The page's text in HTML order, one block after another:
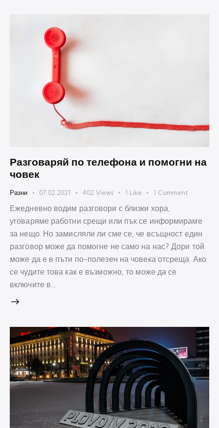
Разговаряй по телефона и помогни на
човек
Разни 07.02.2021 402 Views 1 Like 1 Comment
Ежедневно водим разговори с близки хора,
уговаряме работни срещи или пък се информираме
за нещо. Но замисляли ли сме се, че всъщност един
разговор може да помогне не само на нас? Дори той
може да е в пъти по-полезен на човека отсреща. Ако
се чудите това как е възможно, то може да се
включите в…